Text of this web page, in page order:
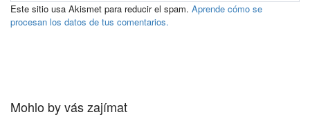
Este sitio usa Akismet para reducir el spam. Aprende cómo se
procesan los datos de tus comentarios.
Mohlo by vás zajímat